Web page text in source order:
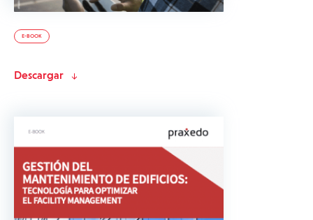
E-BOOK
Descargar